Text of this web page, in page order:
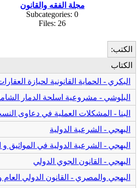
مجلة الفقه والقانون
Subcategories: 0
Files: 26
الكتب:
الكتاب
البكري - الحماية القانونية لحيازة
البلوشي - مشروعیة اسلحة الدمار
البنا - المشكلات العملية في دعاوى
البهجي - الشرعية الدولية
البهجي - الشرعية الدولية في المواثيق و
البهجي - القانون الجوي الدولي
البهجي والمصري - القانون الدولي العام